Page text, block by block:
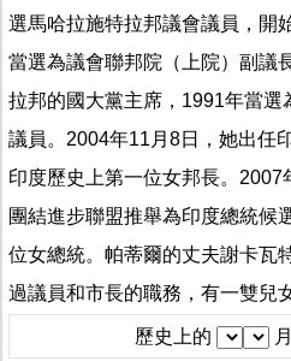
選馬哈拉施特拉邦議會議員，開
當選為議會聯邦院（上院）副議
拉邦的國大黨主席，1991年當選
議員。2004年11月8日，她出任
印度歷史上第一位女邦長。
團結進步聯盟推舉為印度總統候
位女總統。帕蒂爾的丈夫謝卡瓦
過議員和市長的職務，有一雙兒女
歷史上的 月